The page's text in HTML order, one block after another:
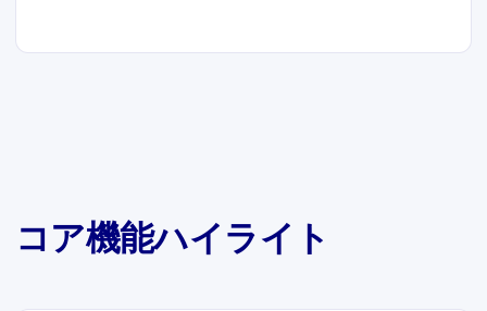
コア機能ハイライト